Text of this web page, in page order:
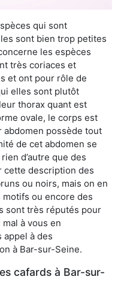
qui sont
sont bien trop petites
les espèces
très coriaces et
et ont pour rôle de
elles sont plutôt
thorax quant est
ovale, le corps est
possède tout
de cet abdomen se
d’autre que des
cette description des
ou noirs, mais on en
ou encore des
sont très réputés pour
à vous en
appel à des
à Bar-sur-Seine.
cafards à Bar-sur-